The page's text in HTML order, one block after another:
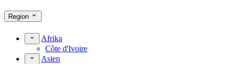
Region
Afrika
Côte d'Ivoire
Asien